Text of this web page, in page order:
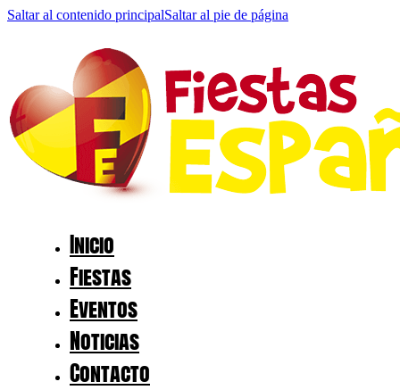
Saltar al contenido principalSaltar al pie de página
Inicio
Fiestas
Eventos
Noticias
Contacto